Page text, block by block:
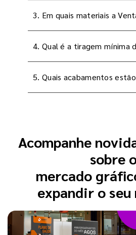
3. Em quais materiais a
4. Qual é a tiragem mínima
5. Quais acabamentos
Acompanhe
sobre
mercado
expandir o seu